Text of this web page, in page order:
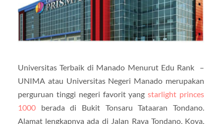
Universitas Terbaik di Manado Menurut Edu Rank –
UNIMA atau Universitas Negeri Manado merupakan
perguruan tinggi negeri favorit yangstarlight princes
1000berada di Bukit Tonsaru Tataaran Tondano.
Alamat lengkapnya ada di Jalan Raya Tondano, Koya,